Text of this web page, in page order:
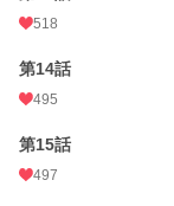
518
第14話
495
第15話
497